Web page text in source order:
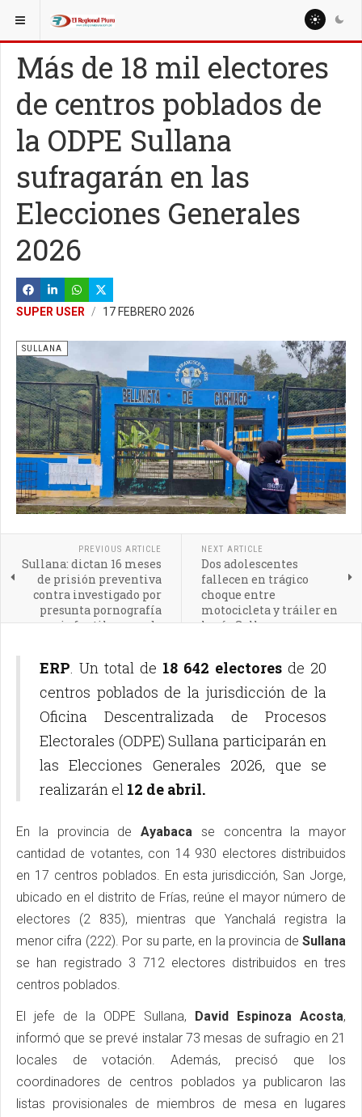
ESTÁ AQUÍ: LOCALES
Más de 18 mil electores
de centros poblados de
la ODPE Sullana
sufragarán en las
Elecciones Generales
2026
SUPER USER 17 FEBRERO 2026
SULLANA
PREVIOUS ARTICLE
Sullana: dictan 16 meses
de prisión preventiva
contra investigado por
presunta pornografía
infantil agravada
NEXT ARTICLE
Dos adolescentes
fallecen en trágico
choque entre
motocicleta y tráiler en
la vía Sullana–
ERP. Un total de 18 642 electores de 20
centros poblados de la jurisdicción de la
Oficina Descentralizada de Procesos
Electorales (ODPE) Sullana participarán en
las Elecciones Generales 2026, que se
realizarán el 12 de abril.
En la provincia de Ayabaca se concentra la mayor
cantidad de votantes, con 14 930 electores distribuidos
en 17 centros poblados. En esta jurisdicción, San Jorge,
ubicado en el distrito de Frías, reúne el mayor número de
electores (2 835), mientras que Yanchalá registra la
menor cifra (222). Por su parte, en la provincia de Sullana
se han registrado 3 712 electores distribuidos en tres
centros poblados.
El jefe de la ODPE Sullana, David Espinoza Acosta,
informó que se prevé instalar 73 mesas de sufragio en 21
locales de votación. Además, precisó que los
coordinadores de centros poblados ya publicaron las
listas provisionales de miembros de mesa en lugares